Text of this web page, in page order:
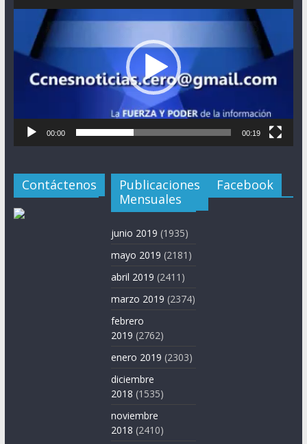
de
00:00 00:19
Contáctenos
Publicaciones
Mensuales
junio 2019 (1935)
mayo 2019 (2181)
abril 2019 (2411)
marzo 2019 (2374)
febrero
2019 (2762)
enero 2019 (2303)
diciembre
2018 (1535)
noviembre
2018 (2410)
Facebook